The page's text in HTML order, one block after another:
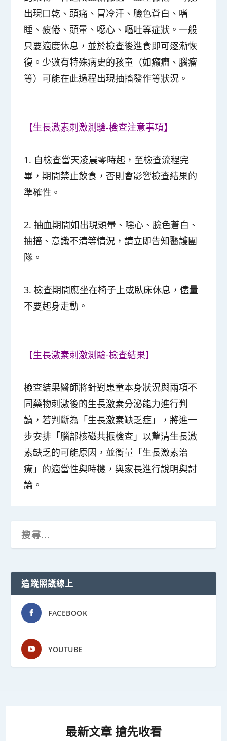
出現口乾、頭痛、冒冷汗、臉色蒼白、嗜
睡、疲倦、頭暈、噁心、嘔吐等症狀。一般
只要適度休息，並於檢查後進食即可逐漸恢
復。少數有特殊病史的孩童（如癲癇、腦瘤
等）可能在此過程出現抽搐發作等狀況。
【生長激素刺激測驗-檢查注意事項】
1. 自檢查當天凌晨零時起，至檢查流程完
畢，期間禁止飲食，否則會影響檢查結果的
準確性。
2. 抽血期間如出現頭暈、噁心、臉色蒼白、
抽搐、意識不清等情況，請立即告知醫護團
隊。
3. 檢查期間應坐在椅子上或臥床休息，儘量
不要起身走動。
【生長激素刺激測驗-檢查結果】
檢查結果醫師將針對患童本身狀況與兩項不
同藥物刺激後的生長激素分泌能力進行判
讀，若判斷為「生長激素缺乏症」，將進一
步安排「腦部核磁共振檢查」以釐清生長激
素缺乏的可能原因，並衡量「生長激素治
療」的適當性與時機，與家長進行說明與討
論。
追蹤照護線上
FACEBOOK
YOUTUBE
最新文章 搶先收看